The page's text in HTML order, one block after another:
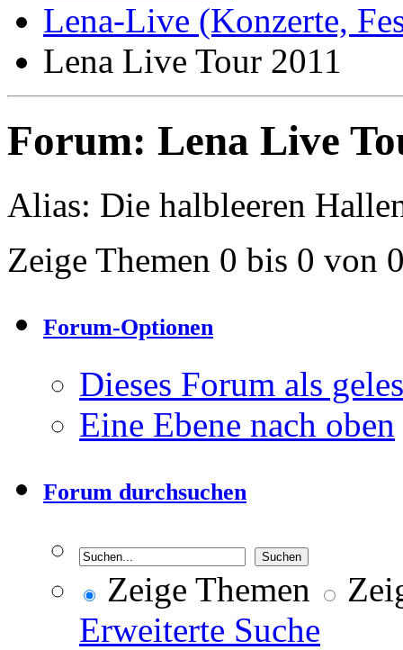
Lena-Live (Konzerte,
Lena Live Tour 2011
Forum: Lena Live
Alias: Die halbleeren
Zeige Themen 0 bis 0 von
Forum-Optionen
Dieses Forum als
Eine Ebene nach oben
Forum durchsuchen
Zeige Themen
Erweiterte Suche